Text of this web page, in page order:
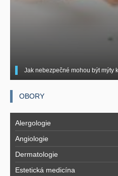
Jak nebezpečné mohou být mýty
OBORY
Alergologie
Angiologie
Dermatologie
Estetická medicína